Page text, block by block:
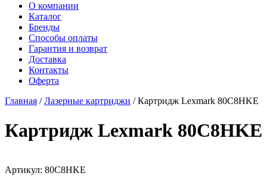
О компании
Каталог
Бренды
Способы оплаты
Гарантия и возврат
Доставка
Контакты
Оферта
Главная /Лазерные картриджи / Картридж Lexmark 80C8HKE
Картридж Lexmark 80C8HKE
Артикул: 80C8HKE